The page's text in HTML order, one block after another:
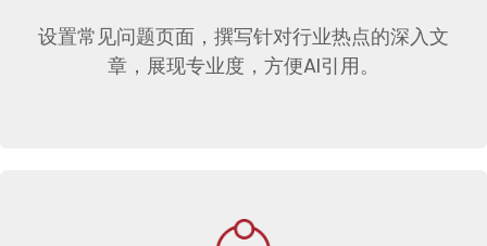
设置常见问题页面，撰写针对行业热点的深入文
章，展现专业度，方便AI引用。